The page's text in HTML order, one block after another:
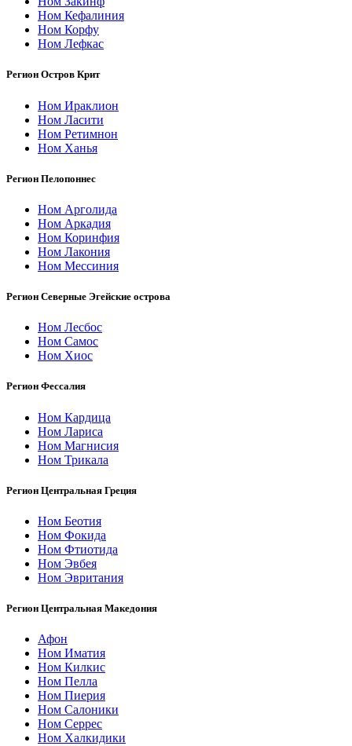
Ном Кефалиния
Ном Корфу
Ном Лефкас
Регион Остров Крит
Ном Ираклион
Ном Ласити
Ном Ретимнон
Ном Ханья
Регион Пелопоннес
Ном Арголида
Ном Аркадия
Ном Коринфия
Ном Лакония
Ном Мессиния
Регион Северные Эгейские острова
Ном Лесбос
Ном Самос
Ном Хиос
Регион Фессалия
Ном Кардица
Ном Лариса
Ном Магнисия
Ном Трикала
Регион Центральная Греция
Ном Беотия
Ном Фокида
Ном Фтиотида
Ном Эвбея
Ном Эвритания
Регион Центральная Македония
Афон
Ном Иматия
Ном Килкис
Ном Пелла
Ном Пиерия
Ном Салоники
Ном Серрес
Ном Халкидики